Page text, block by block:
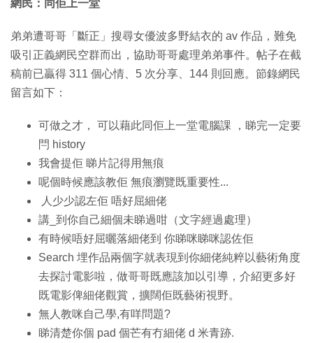
網民：同佢上一堂
弟弟遭哥哥「斷正」搜尋女優波多野結衣的 av 作品，難免
吸引正義網民空群而出，協助哥哥處理弟弟事件。帖子在截
稿前已贏得 311 個心情、5 次分享、144 則回應。節錄網民
留言如下：
可做之才， 可以藉此同佢上一堂電腦課 ，睇完一定要
閂 history
我會提佢 睇片記得用無痕
呢個時候應該教佢 無痕瀏覽既重要性...
人少少認左佢 唔好屈細佬
講_到你自己細個未睇過咁（文字經過處理）
有時候唔好屈曬落細佬到 你睇咪睇咪認佐佢
Search 埋作品兩個字就表現到你細佬純粹以藝術角度
去探討電影啦，做哥哥既應該加以引導，介紹更多好
既電影俾細佬觀賞，擴闊佢既藝術視野。
無人教咪自己學,有咩問題?
睇清楚你個 pad 個芒有冇細佬 d 米青跡.